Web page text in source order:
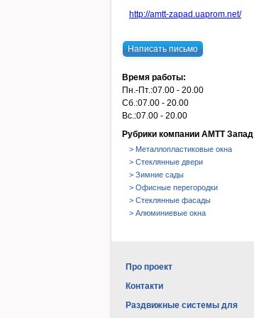
http://amtt-zapad.uaprom.net/
Написать письмо
Время работы:
Пн.-Пт.:07.00 - 20.00
Сб.:07.00 - 20.00
Вс.:07.00 - 20.00
Рубрики компании АМТТ Запад
> Металлопластиковые окна
> Стеклянные двери
> Зимние сады
> Офисные перегородки
> Стеклянные фасады
> Алюминиевые окна
Про проект
Контакти
Раздвижные системы для